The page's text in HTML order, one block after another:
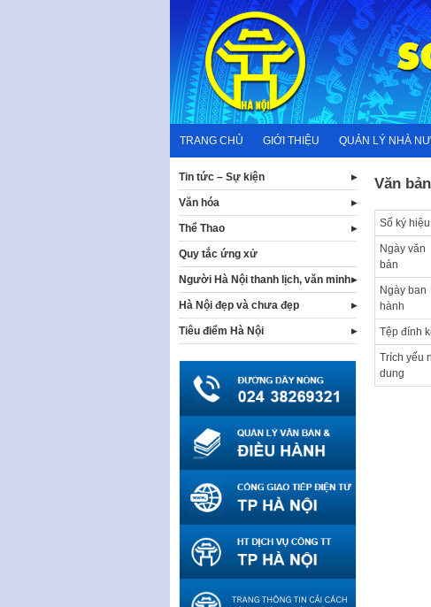
content
TRANG CHỦ GIỚI THIỆU QUẢN LÝ NHÀ
Văn
Số ký hiệu
Ngày văn
bản
Ngày ban
hành
Tệp đính
Trích yếu
dung
Tin tức – Sự kiện
Văn hóa
Thể Thao
Quy tắc ứng xử
Người Hà Nội thanh lịch, văn minh
Hà Nội đẹp và chưa đẹp
Tiêu điểm Hà Nội